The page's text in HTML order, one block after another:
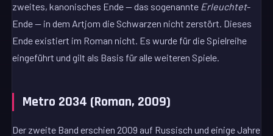
zweites, kanonisches Ende — das sogenannte Erleuchtet-
Ende — in dem Artjom die Schwarzen nicht zerstört. Dieses
Ende existiert im Roman nicht. Es wurde für die Spielreihe
eingeführt und gilt als Basis für alle weiteren Spiele.
Metro 2034 (Roman, 2009)
Der zweite Band erschien 2009 auf Russisch und einige Jahre